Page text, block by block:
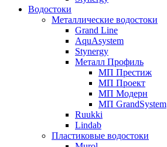
Водостоки
Металлические водостоки
Grand Line
AquAsystem
Stynergy
Металл Профиль
МП Престиж
МП Проект
МП Модерн
МП GrandSystem
Ruukki
Lindab
Пластиковые водостоки